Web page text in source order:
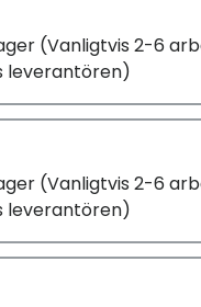
(Vanligtvis 2-6
leverantören)
(Vanligtvis 2-6
leverantören)